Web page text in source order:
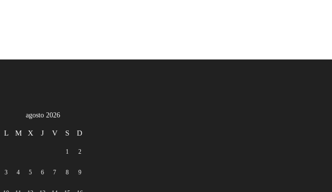
agosto 2026
L M X J V S D
1 2
3 4 5 6 7 8 9